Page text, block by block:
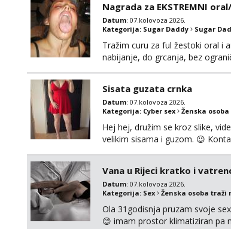
Nagrada za EKSTREMNI
Datum: 07.kolovoza 2026.
Kategorija: Sugar Daddy Sugar
Tražim curu za ful žestoki oral i
nabijanje, do grcanja, bez
Sisata guzata crnka
Datum: 07.kolovoza 2026.
Kategorija: Cyber sex Ženska
Hej hej, družim se kroz slike,
velikim sisama i guzom. 😉
Vana u Rijeci kratko i
Datum: 07.kolovoza 2026.
Kategorija: Sex Ženska osoba traži
Ola 31godisnja pruzam svoje
😊 imam prostor klimatiziran pa